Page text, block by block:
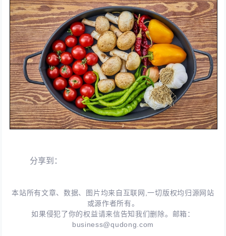
分享到：
本站所有文章、数据、图片均来自互联网,一切版权均归源网站
或源作者所有。
如果侵犯了你的权益请来信告知我们删除。邮箱：
business@qudong.com